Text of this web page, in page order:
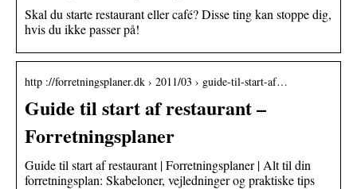
Skal du starte restaurant eller café? Disse ting kan stoppe dig,
hvis du ikke passer på!
http ://forretningsplaner.dk › 2011/03 › guide-til-start-af…
Guide til start af restaurant –
Forretningsplaner
Guide til start af restaurant | Forretningsplaner | Alt til din
forretningsplan: Skabeloner, vejledninger og praktiske tips